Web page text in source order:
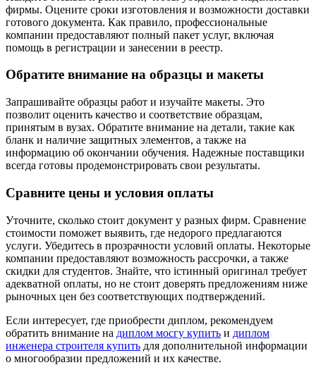
фирмы. Оцените сроки изготовления и возможности доставки
готового документа. Как правило, профессиональные
компании предоставляют полный пакет услуг, включая
помощь в регистрации и занесении в реестр.
Обратите внимание на образцы и макеты
Запрашивайте образцы работ и изучайте макеты. Это
позволит оценить качество и соответствие образцам,
принятым в вузах. Обратите внимание на детали, такие как
бланк и наличие защитных элементов, а также на
информацию об окончании обучения. Надежные поставщики
всегда готовы продемонстрировать свои результаты.
Сравните цены и условия оплаты
Уточните, сколько стоит документ у разных фирм. Сравнение
стоимости поможет выявить, где недорого предлагаются
услуги. Убедитесь в прозрачности условий оплаты. Некоторые
компании предоставляют возможность рассрочки, а также
скидки для студентов. Знайте, что істинный оригинал требует
адекватной оплаты, но не стоит доверять предложениям ниже
рыночных цен без соответствующих подтверждений.
Если интересует, где приобрести диплом, рекомендуем
обратить внимание на диплом мосгу купить и диплом
инженера строителя купить для дополнительной информации
о многообразии предложений и их качестве.